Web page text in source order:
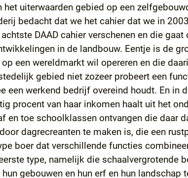
uiterwaarden gebied op een
bedacht dat we het cahier dat we in
DAAD cahier verschenen en die
in de landbouw. Eentje is de
een wereldmarkt wil opereren en die
gebied niet zozeer probeert een
een werkend bedrijf overeind houdt. En
procent van haar inkomen haalt uit het
en toe schoolklassen ontvangen die daar
dagrecreanten te maken is, die een
boer dat verschillende functies
type, namelijk die
gebouwen en hun erf en hun